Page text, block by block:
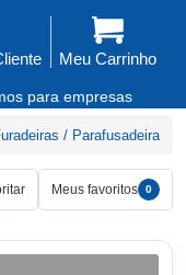
Meu Carrinho
para empresas
/ Parafusadeira
Meus favoritos 0